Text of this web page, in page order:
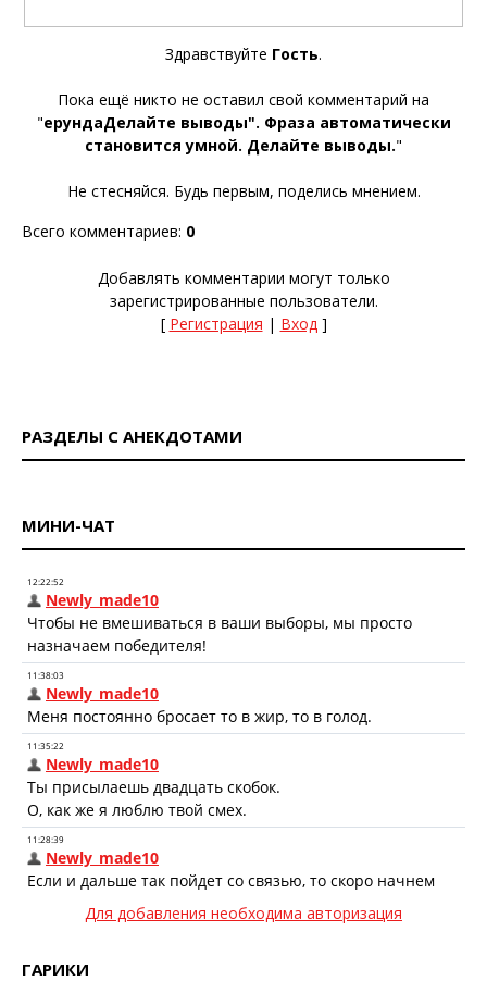
Здравствуйте Гость.
Пока ещё никто не оставил свой комментарий на
"ерундаДелайте выводы". Фраза автоматически
становится умной. Делайте выводы."
Не стесняйся. Будь первым, поделись мнением.
Всего комментариев: 0
Добавлять комментарии могут только
зарегистрированные пользователи.
[ Регистрация | Вход]
РАЗДЕЛЫ С АНЕКДОТАМИ
МИНИ-ЧАТ
Для добавления необходима авторизация
ГАРИКИ